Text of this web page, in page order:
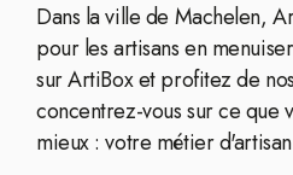
Dans la ville de Machelen,
pour les artisans en
sur ArtiBox et profitez de
concentrez-vous sur ce que
mieux : votre métier